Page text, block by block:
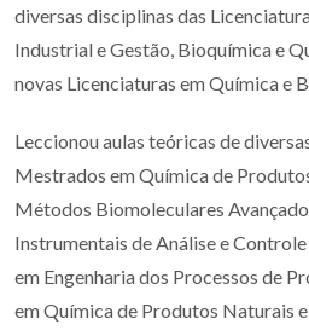
diversas disciplinas das
Industrial e Gestão, Bioquímica e
novas Licenciaturas em Química e
Leccionou aulas teóricas de
Mestrados em Química de
Métodos Biomoleculares
Instrumentais de Análise e
em Engenharia dos Processos de
em Química de Produtos Naturais